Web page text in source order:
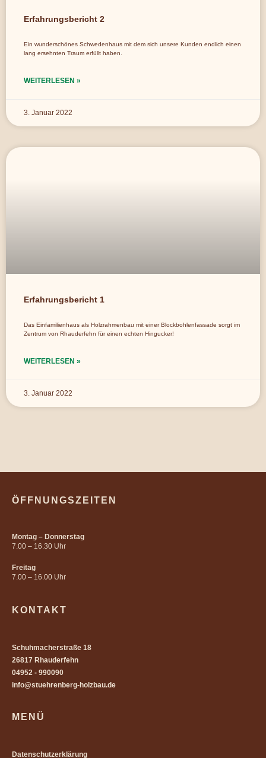
Erfahrungsbericht 2
Ein wunderschönes Schwedenhaus mit dem sich unsere Kunden endlich einen
lang ersehnten Traum erfüllt haben.
WEITERLESEN »
3. Januar 2022
Erfahrungsbericht 1
Das Einfamilienhaus als Holzrahmenbau mit einer Blockbohlenfassade sorgt im
Zentrum von Rhauderfehn für einen echten Hingucker!
WEITERLESEN »
3. Januar 2022
ÖFFNUNGSZEITEN
Montag – Donnerstag
7.00 – 16.30 Uhr
Freitag
7.00 – 16.00 Uhr
KONTAKT
Schuhmacherstraße 18
26817 Rhauderfehn
04952 - 990090
info@stuehrenberg-holzbau.de
MENÜ
Datenschutzerklärung